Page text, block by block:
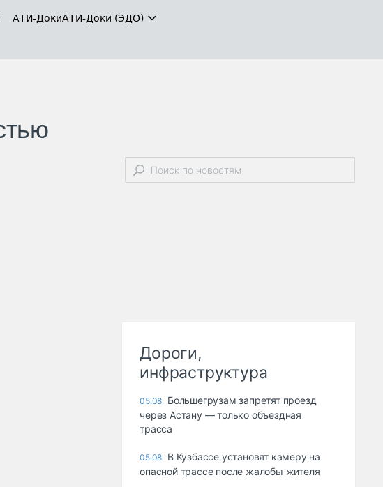
АТИ-ДокиАТИ-Доки (ЭДО)
Дороги,
инфраструктура
05.08 Большегрузам запретят проезд
через Астану — только объездная
трасса
05.08 В Кузбассе установят камеру на
опасной трассе после жалобы жителя